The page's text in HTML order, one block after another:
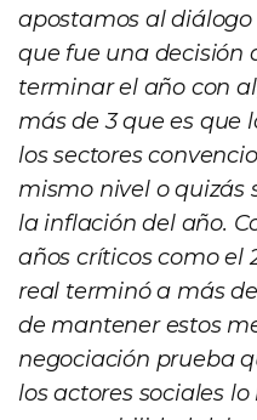
apostamos al diálogo
que fue una decisión
terminar el año con
más de 3 que es que
los sectores
mismo nivel o quizás
la inflación del año.
años críticos como el
real terminó a más
de mantener estos
negociación prueba
los actores sociales